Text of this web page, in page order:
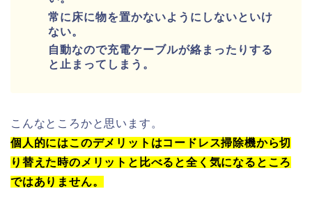
常に床に物を置かないようにしないといけ
ない。
自動なので充電ケーブルが絡まったりする
と止まってしまう。
こんなところかと思います。
個人的にはこのデメリットはコードレス掃除機から切
り替えた時のメリットと比べると全く気になるところ
ではありません。